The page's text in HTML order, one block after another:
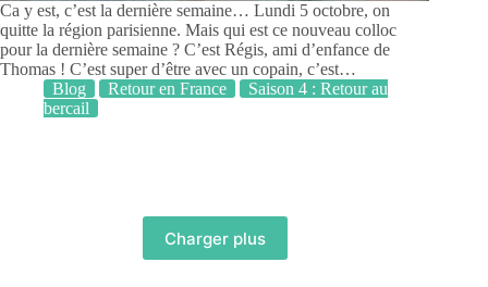
Ca y est, c’est la dernière semaine… Lundi 5 octobre, on
quitte la région parisienne. Mais qui est ce nouveau colloc
pour la dernière semaine ? C’est Régis, ami d’enfance de
Thomas ! C’est super d’être avec un copain, c’est…
Blog
Retour en France
Saison 4 : Retour au
bercail
Charger plus